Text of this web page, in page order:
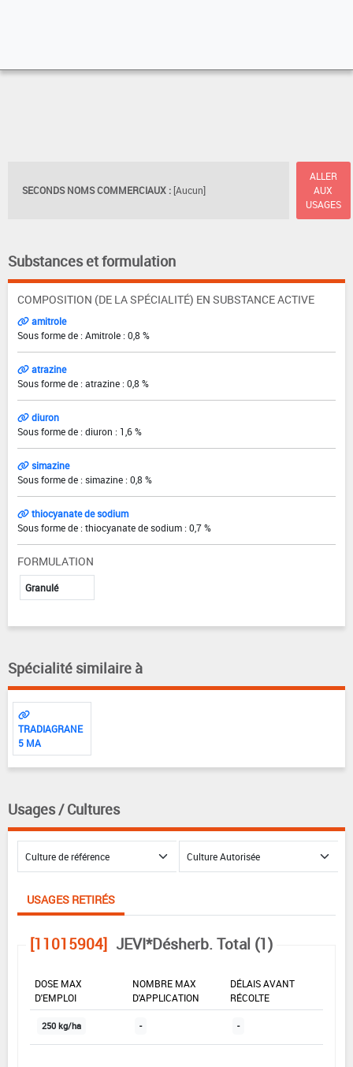
SECONDS NOMS COMMERCIAUX : [Aucun]
ALLER
AUX
USAGES
Substances et formulation
COMPOSITION (DE LA SPÉCIALITÉ) EN SUBSTANCE ACTIVE
amitrole
Sous forme de : Amitrole : 0,8 %
atrazine
Sous forme de : atrazine : 0,8 %
diuron
Sous forme de : diuron : 1,6 %
simazine
Sous forme de : simazine : 0,8 %
thiocyanate de sodium
Sous forme de : thiocyanate de sodium : 0,7 %
FORMULATION
Granulé
Spécialité similaire à
TRADIAGRANE
5 MA
Usages / Cultures
USAGES RETIRÉS
[11015904] JEVI*Désherb. Total (1)
DOSE MAX
D'EMPLOI
NOMBRE MAX
D'APPLICATION
DÉLAIS AVANT
RÉCOLTE
250 kg/ha - -